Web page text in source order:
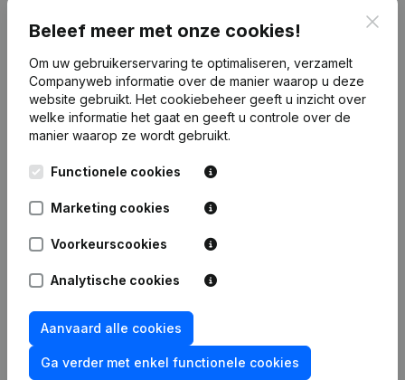
Publicatiesvan Apotheek Browaeys
Statuten (Vertaling, Coördinatie,
Overige Wijzigingen, …) - Wijziging
Ontslagnemingen - Benoemingen -
Ontslagnemingen - Benoemingen
Beleef meer met onze cookies!
Om uw gebruikerservaring te optimaliseren, verzamelt
Companyweb informatie over de manier waarop u deze
website gebruikt. Het cookiebeheer geeft u inzicht over
welke informatie het gaat en geeft u controle over de
manier waarop ze wordt gebruikt.
Functionele cookies
Marketing cookies
Voorkeurscookies
Analytische cookies
Aanvaard alle cookies
Ga verder met enkel functionele cookies